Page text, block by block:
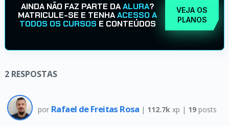
AINDA NÃO FAZ PARTE DAALURA?
MATRICULE-SE E TENHAACESSO A
TODOS OS CURSOS E CONTEÚDOS
VEJA OS
PLANOS
2 RESPOSTAS
por Rafael de Freitas Rosa | 112.7k xp | 19 posts